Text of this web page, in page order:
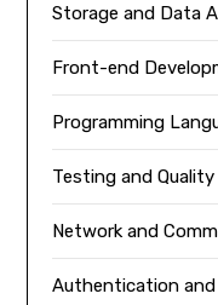
Storage and Data
Front-end
Programming
Testing and
Network and
Authentication